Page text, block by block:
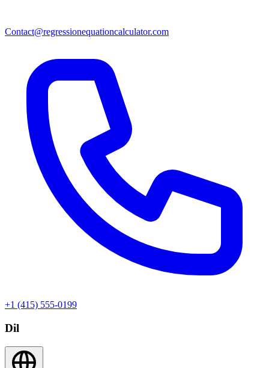
Contact@regressionequationcalculator.com
+1 (415) 555-0199
Dil